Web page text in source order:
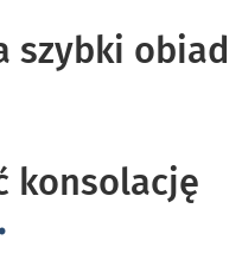
szybki obiad
konsolację